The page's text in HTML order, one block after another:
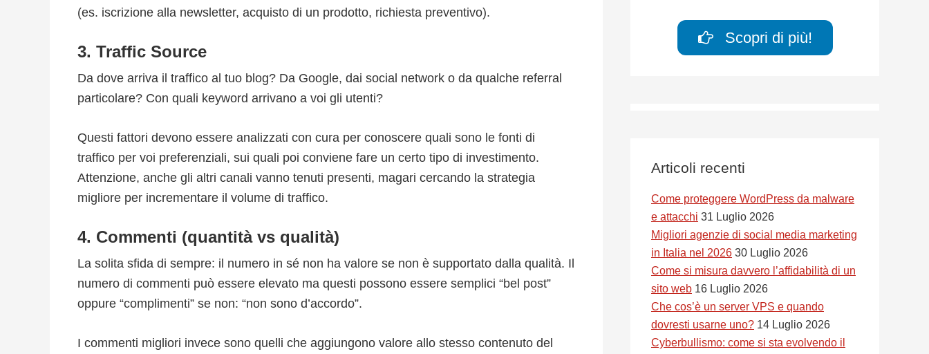
(es. iscrizione alla newsletter, acquisto di un prodotto, richiesta preventivo).
3. Traffic Source
Da dove arriva il traffico al tuo blog? Da Google, dai social network o da qualche referral
particolare? Con quali keyword arrivano a voi gli utenti?
Questi fattori devono essere analizzati con cura per conoscere quali sono le fonti di
traffico per voi preferenziali, sui quali poi conviene fare un certo tipo di investimento.
Attenzione, anche gli altri canali vanno tenuti presenti, magari cercando la strategia
migliore per incrementare il volume di traffico.
4. Commenti (quantità vs qualità)
La solita sfida di sempre: il numero in sé non ha valore se non è supportato dalla qualità. Il
numero di commenti può essere elevato ma questi possono essere semplici “bel post”
oppure “complimenti” se non: “non sono d’accordo”.
I commenti migliori invece sono quelli che aggiungono valore allo stesso contenuto del
Scopri di più!
Articoli recenti
Come proteggere WordPress da malware
e attacchi 31 Luglio 2026
Migliori agenzie di social media marketing
in Italia nel 2026 30 Luglio 2026
Come si misura davvero l’affidabilità di un
sito web 16 Luglio 2026
Che cos’è un server VPS e quando
dovresti usarne uno? 14 Luglio 2026
Cyberbullismo: come si sta evolvendo il